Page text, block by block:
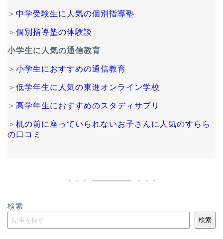
＞ 中学受験生に人気の個別指導塾
＞ 個別指導塾の体験談
小学生に人気の通信教育
＞ 小学生におすすめの通信教育
＞ 低学年生に人気の東進オンライン学校
＞ 高学年生におすすめのスタディサプリ
＞ 机の前に座っていられないお子さんに人気のすらら
の口コミ
検索
検索